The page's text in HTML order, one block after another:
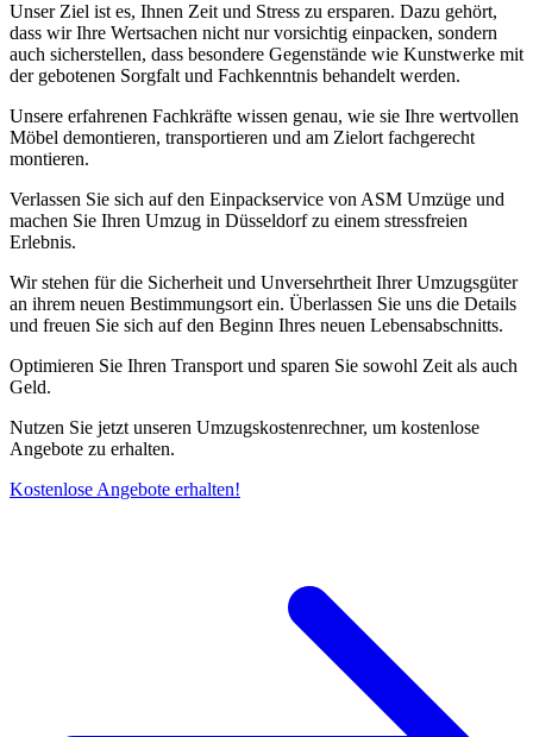
Unser Ziel ist es, Ihnen Zeit und Stress zu ersparen. Dazu gehört,
dass wir Ihre Wertsachen nicht nur vorsichtig einpacken, sondern
auch sicherstellen, dass besondere Gegenstände wie Kunstwerke mit
der gebotenen Sorgfalt und Fachkenntnis behandelt werden.
Unsere erfahrenen Fachkräfte wissen genau, wie sie Ihre wertvollen
Möbel demontieren, transportieren und am Zielort fachgerecht
montieren.
Verlassen Sie sich auf den Einpackservice von ASM Umzüge und
machen Sie Ihren Umzug in Düsseldorf zu einem stressfreien
Erlebnis.
Wir stehen für die Sicherheit und Unversehrtheit Ihrer Umzugsgüter
an ihrem neuen Bestimmungsort ein. Überlassen Sie uns die Details
und freuen Sie sich auf den Beginn Ihres neuen Lebensabschnitts.
Optimieren Sie Ihren Transport und sparen Sie sowohl Zeit als auch
Geld.
Nutzen Sie jetzt unseren Umzugskostenrechner, um kostenlose
Angebote zu erhalten.
Kostenlose Angebote erhalten!